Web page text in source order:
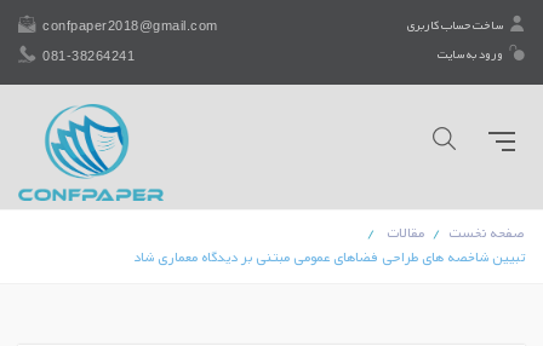
ساخت حساب کاربری
ورود به سایت
confpaper2018@gmail.com
081-38264241
صفحه نخست
مقالات
تبیین شاخصه های طراحی فضاهای عمومی مبتنی بر دیدگاه معماری شاد